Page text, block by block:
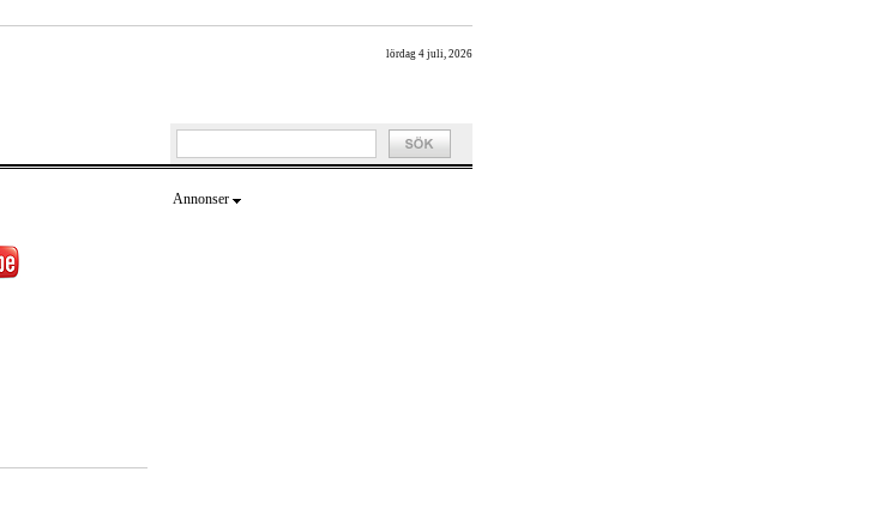
lördag 4 juli, 2026
Annonser